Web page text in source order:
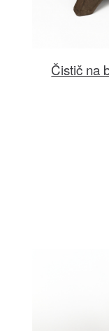
Čistič na